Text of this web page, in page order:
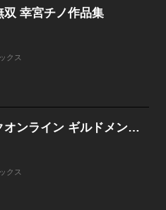
双 幸宮チノ作品集
クス
ラグナロクオンライン ギルドメンバー募集中!
クス